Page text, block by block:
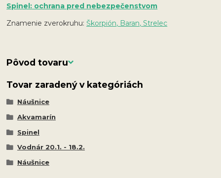
Spinel: ochrana pred nebezpečenstvom
Znamenie zverokruhu:Škorpión, Baran, Strelec
Pôvod tovaru
Tovar zaradený v kategóriách
Náušnice
Akvamarín
Spinel
Vodnár 20.1. - 18.2.
Náušnice